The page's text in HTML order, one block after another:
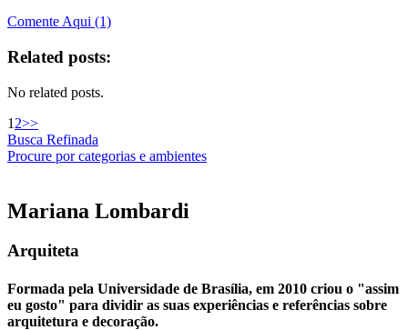
Comente Aqui (1)
Related posts:
No related posts.
1 2>>
Busca Refinada
Procure por categorias e ambientes
Mariana Lombardi
Arquiteta
Formada pela Universidade de Brasília, em 2010 criou o "assim
eu gosto" para dividir as suas experiências e referências sobre
arquitetura e decoração.